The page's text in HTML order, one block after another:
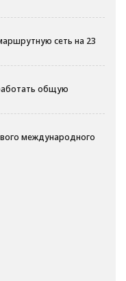
сеть на 23
общую
международного